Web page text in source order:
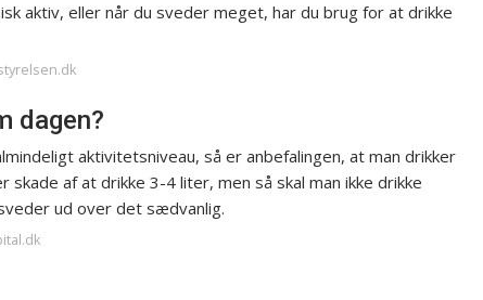
aktiv, eller når du sveder meget, har du brug for at drikke
dagen?
aktivitetsniveau, så er anbefalingen, at man drikker
af at drikke 3-4 liter, men så skal man ikke drikke
ud over det sædvanlig.